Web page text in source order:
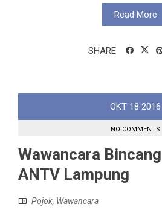
Read More
SHARE
OKT 18 2016
NO COMMENTS
Wawancara
ANTV Lampung
Pojok, Wawancara